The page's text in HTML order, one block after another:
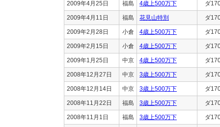
2009年4月25日 福島 4歳上500万下 ダ
2009年4月11日 福島 花見山特別 ダ
2009年2月28日 小倉 4歳上500万下 ダ
2009年2月15日 小倉 4歳上500万下 ダ
2009年1月25日 中京 4歳上500万下 ダ
2008年12月27日 中京 3歳上500万下 ダ
2008年12月14日 中京 3歳上500万下 ダ
2008年11月22日 福島 3歳上500万下 ダ
2008年11月1日 福島 3歳上500万下 ダ